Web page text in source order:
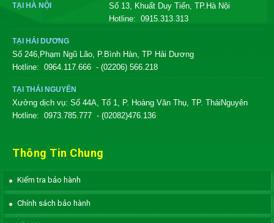
TẠI HÀ NỘI
Số 13, Khuất Duy Tiến, TP.Hà Nội
Hotline: 0915.313.313
TẠI HẢI DƯƠNG
Số 246,Phạm Ngũ Lão, P.Bình Hàn, TP Hải Dương
Hotline: 0964.117.666 - (02206) 566.218
TẠI THÁI NGUYÊN
Xưởng dịch vụ: Số 44A, Tổ 1, P. Hoàng Văn Thụ, TP. TháiNguyên
Hotline: 0973.785.777 - (02082)476.136
Thông Tin Chung
Kiểm tra bảo hành
Chính sách bảo hành